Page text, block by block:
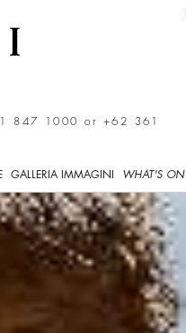
847 1000 or +62 361
GALLERIA IMMAGINI WHAT'S ON